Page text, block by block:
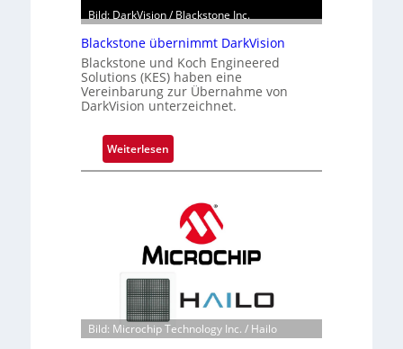
Bild: DarkVision / Blackstone Inc.
Blackstone übernimmt DarkVision
Blackstone und Koch Engineered
Solutions (KES) haben eine
Vereinbarung zur Übernahme von
DarkVision unterzeichnet.
Weiterlesen:
B
s
t
o
n
e
Bild: Microchip Technology Inc. / Hailo